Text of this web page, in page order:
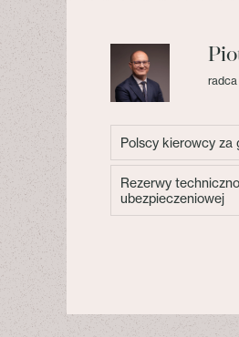
radca
Polscy kierowcy za
Rezerwy
ubezpieczeniowej